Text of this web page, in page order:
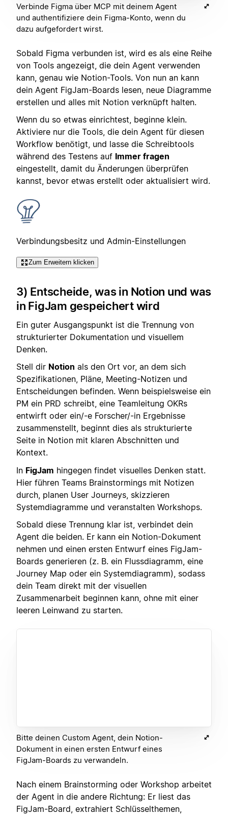
Verbinde Figma über MCP mit deinem Agent
und authentifiziere dein Figma-Konto, wenn du
dazu aufgefordert wirst.
Sobald Figma verbunden ist, wird es als eine Reihe
von Tools angezeigt, die dein Agent verwenden
kann, genau wie Notion-Tools. Von nun an kann
dein Agent FigJam-Boards lesen, neue Diagramme
erstellen und alles mit Notion verknüpft halten.
Wenn du so etwas einrichtest, beginne klein.
Aktiviere nur die Tools, die dein Agent für diesen
Workflow benötigt, und lasse die Schreibtools
während des Testens auf Immer fragen
eingestellt, damit du Änderungen überprüfen
kannst, bevor etwas erstellt oder aktualisiert wird.
Verbindungsbesitz und Admin-Einstellungen
Zum Erweitern klicken
3) Entscheide, was in Notion und was
in FigJam gespeichert wird
Ein guter Ausgangspunkt ist die Trennung von
strukturierter Dokumentation und visuellem
Denken.
Stell dir Notion als den Ort vor, an dem sich
Spezifikationen, Pläne, Meeting-Notizen und
Entscheidungen befinden. Wenn beispielsweise ein
PM ein PRD schreibt, eine Teamleitung OKRs
entwirft oder ein/-e Forscher/-in Ergebnisse
zusammenstellt, beginnt dies als strukturierte
Seite in Notion mit klaren Abschnitten und
Kontext.
In FigJam hingegen findet visuelles Denken statt.
Hier führen Teams Brainstormings mit Notizen
durch, planen User Journeys, skizzieren
Systemdiagramme und veranstalten Workshops.
Sobald diese Trennung klar ist, verbindet dein
Agent die beiden. Er kann ein Notion-Dokument
nehmen und einen ersten Entwurf eines FigJam-
Boards generieren (z. B. ein Flussdiagramm, eine
Journey Map oder ein Systemdiagramm), sodass
dein Team direkt mit der visuellen
Zusammenarbeit beginnen kann, ohne mit einer
leeren Leinwand zu starten.
Bitte deinen Custom Agent, dein Notion-
Dokument in einen ersten Entwurf eines
FigJam-Boards zu verwandeln.
Nach einem Brainstorming oder Workshop arbeitet
der Agent in die andere Richtung: Er liest das
FigJam-Board, extrahiert Schlüsselthemen,